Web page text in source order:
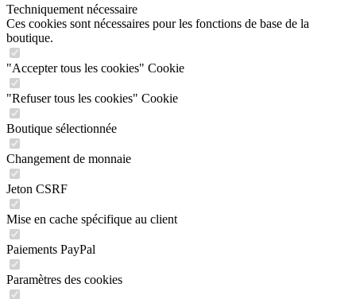
Techniquement nécessaire
Ces cookies sont nécessaires pour les fonctions de base de la
boutique.
"Accepter tous les cookies" Cookie
"Refuser tous les cookies" Cookie
Boutique sélectionnée
Changement de monnaie
Jeton CSRF
Mise en cache spécifique au client
Paiements PayPal
Paramètres des cookies